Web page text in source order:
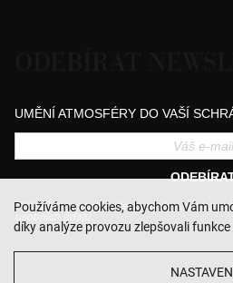
Používáme cookies, abychom Vám
díky analýze provozu zlepšovali
UMĚNÍ ATMOSFÉRY DO VAŠÍ
Přihlášením souhlasíte se zasíláním